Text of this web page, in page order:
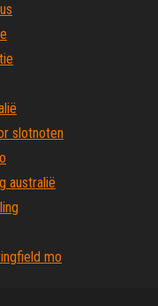
slotnoten
australië
mo